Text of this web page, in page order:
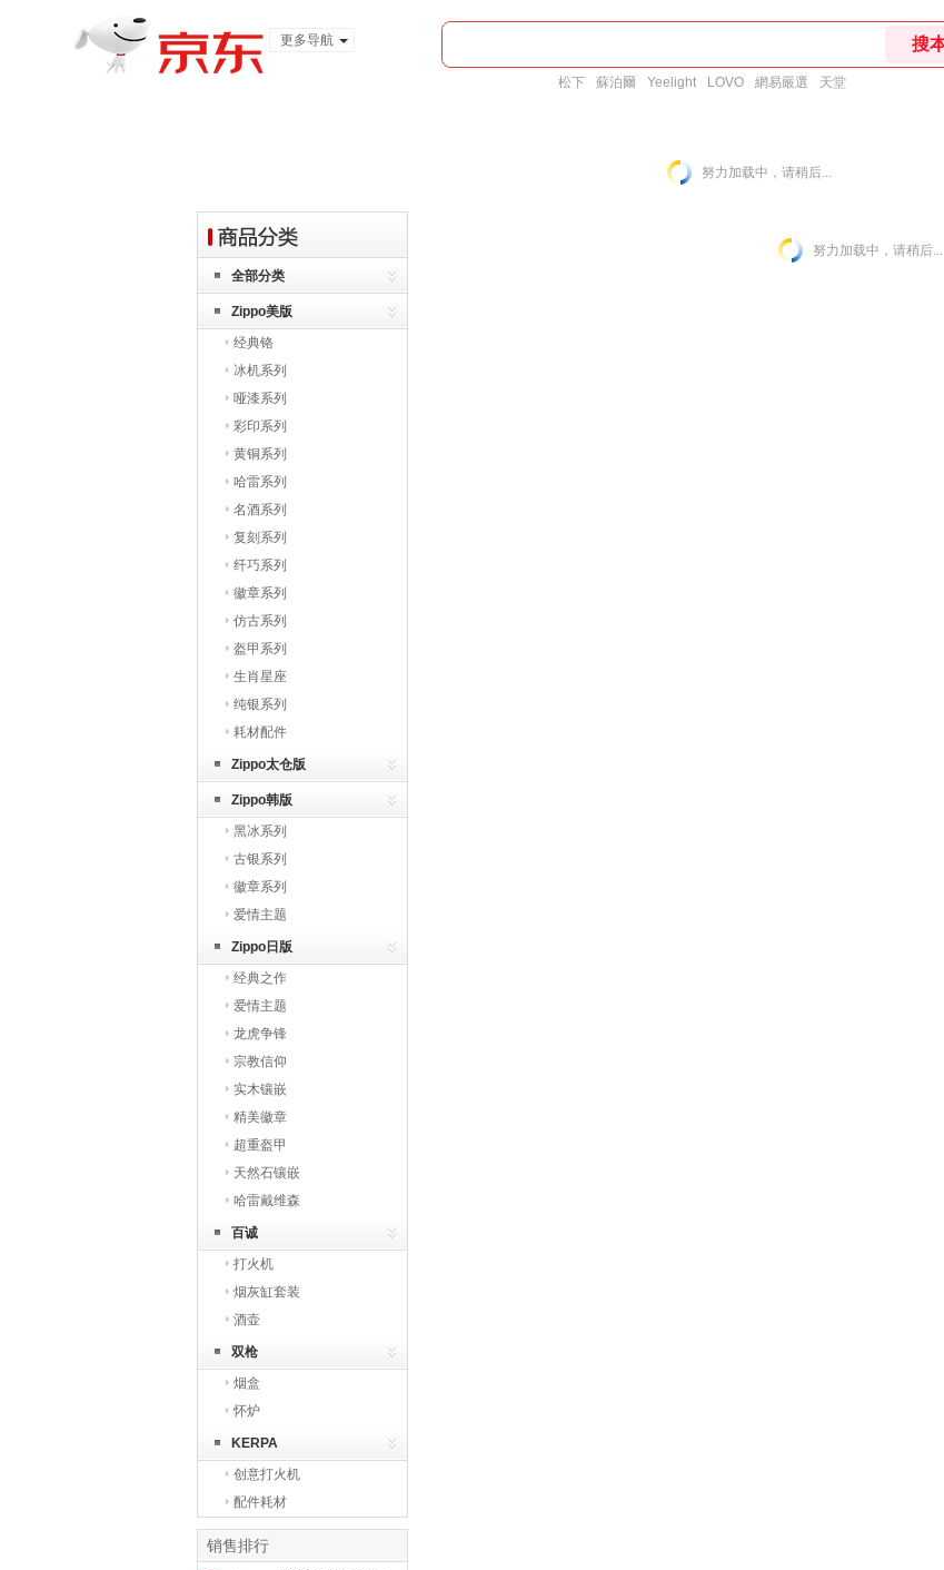
更多导航
松下 蘇泊爾 Yeelight LOVO 網易嚴選 天堂
努力加载中，请稍后...
全部分类
Zippo美版
经典铬
冰机系列
哑漆系列
彩印系列
黄铜系列
哈雷系列
名酒系列
复刻系列
纤巧系列
徽章系列
仿古系列
盔甲系列
生肖星座
纯银系列
耗材配件
Zippo太仓版
Zippo韩版
黑冰系列
古银系列
徽章系列
爱情主题
Zippo日版
经典之作
爱情主题
龙虎争锋
宗教信仰
实木镶嵌
精美徽章
超重盔甲
天然石镶嵌
哈雷戴维森
百诚
打火机
烟灰缸套装
酒壶
双枪
烟盒
怀炉
KERPA
创意打火机
配件耗材
销售排行
努力加载中，请稍后...